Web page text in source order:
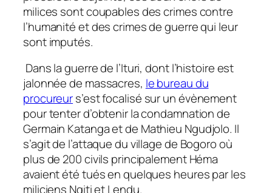
milices sont coupables des crimes contre
l’humanité et des crimes de guerre qui leur
sont imputés.
Dans la guerre de l’Ituri, dont l’histoire est
jalonnée de massacres, le bureau du
procureurs’est focalisé sur un évènement
pour tenter d’obtenir la condamnation de
Germain Katanga et de Mathieu Ngudjolo. Il
s’agit de l’attaque du village de Bogoro où
plus de 200 civils principalement Héma
avaient été tués en quelques heures par les
miliciens Ngiti et Lendu.